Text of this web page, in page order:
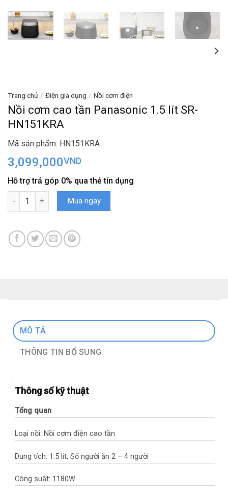
Trang chủ / Điện gia dụng / Nồi cơm điện
Nồi cơm cao tần Panasonic 1.5 lít SR-
HN151KRA
Mã sản phẩm: HN151KRA
3,099,000VND
Hỗ trợ trả góp 0% qua thẻ tín dụng
Nồi cơm cao tần Panasonic 1.5 lít SR-HN151KRA số lượng
Mua ngay
MÔ TẢ
THÔNG TIN BỔ SUNG
Thông số kỹ thuật
Tổng quan
Loại nồi: Nồi cơm điện cao tần
Dung tích: 1.5 lít, Số người ăn 2 – 4 người
Công suất: 1180W